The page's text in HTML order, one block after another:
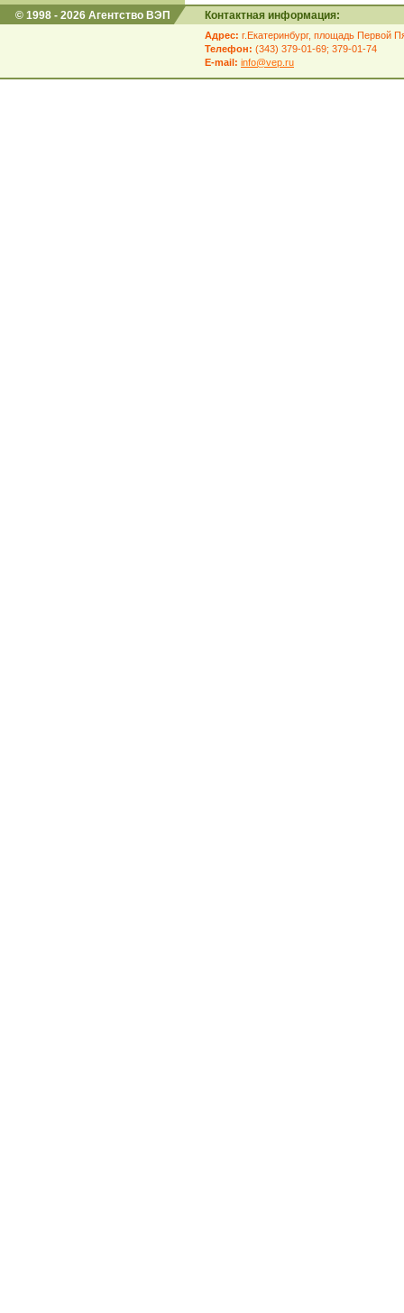
© 1998 - 2026 Агентство ВЭП Контактная информация:
Адрес: г.Екатеринбург, площадь Первой
Телефон: (343) 379-01-69; 379-01-74
E-mail: info@vep.ru